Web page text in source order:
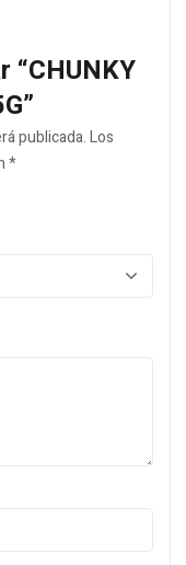
“CHUNKY
publicada.Los
*